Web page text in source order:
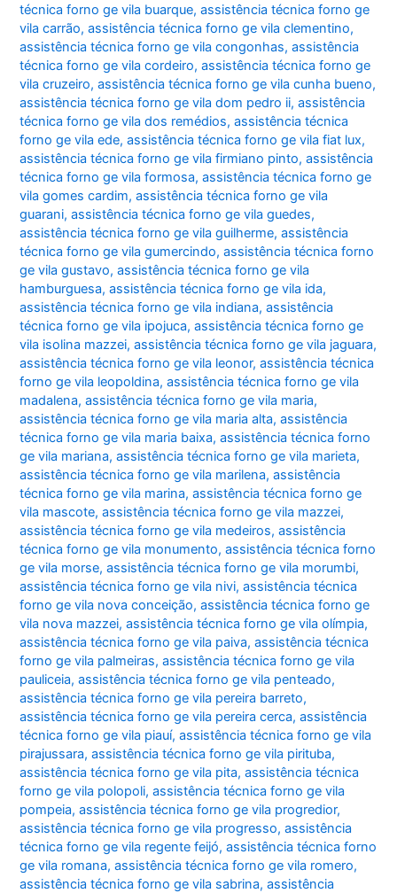
técnica forno ge vila buarque,assistência técnica forno ge
vila carrão,assistência técnica forno ge vila clementino,
assistência técnica forno ge vila congonhas,assistência
técnica forno ge vila cordeiro,assistência técnica forno ge
vila cruzeiro,assistência técnica forno ge vila cunha bueno,
assistência técnica forno ge vila dom pedro ii,assistência
técnica forno ge vila dos remédios,assistência técnica
forno ge vila ede,assistência técnica forno ge vila fiat lux,
assistência técnica forno ge vila firmiano pinto,assistência
técnica forno ge vila formosa,assistência técnica forno ge
vila gomes cardim,assistência técnica forno ge vila
guarani,assistência técnica forno ge vila guedes,
assistência técnica forno ge vila guilherme,assistência
técnica forno ge vila gumercindo,assistência técnica forno
ge vila gustavo,assistência técnica forno ge vila
hamburguesa,assistência técnica forno ge vila ida,
assistência técnica forno ge vila indiana,assistência
técnica forno ge vila ipojuca,assistência técnica forno ge
vila isolina mazzei,assistência técnica forno ge vila jaguara,
assistência técnica forno ge vila leonor,assistência técnica
forno ge vila leopoldina,assistência técnica forno ge vila
madalena,assistência técnica forno ge vila maria,
assistência técnica forno ge vila maria alta,assistência
técnica forno ge vila maria baixa,assistência técnica forno
ge vila mariana,assistência técnica forno ge vila marieta,
assistência técnica forno ge vila marilena,assistência
técnica forno ge vila marina,assistência técnica forno ge
vila mascote,assistência técnica forno ge vila mazzei,
assistência técnica forno ge vila medeiros,assistência
técnica forno ge vila monumento,assistência técnica forno
ge vila morse,assistência técnica forno ge vila morumbi,
assistência técnica forno ge vila nivi,assistência técnica
forno ge vila nova conceição,assistência técnica forno ge
vila nova mazzei,assistência técnica forno ge vila olímpia,
assistência técnica forno ge vila paiva,assistência técnica
forno ge vila palmeiras,assistência técnica forno ge vila
pauliceia,assistência técnica forno ge vila penteado,
assistência técnica forno ge vila pereira barreto,
assistência técnica forno ge vila pereira cerca,assistência
técnica forno ge vila piauí,assistência técnica forno ge vila
pirajussara,assistência técnica forno ge vila pirituba,
assistência técnica forno ge vila pita,assistência técnica
forno ge vila polopoli,assistência técnica forno ge vila
pompeia,assistência técnica forno ge vila progredior,
assistência técnica forno ge vila progresso,assistência
técnica forno ge vila regente feijó,assistência técnica forno
ge vila romana,assistência técnica forno ge vila romero,
assistência técnica forno ge vila sabrina,assistência